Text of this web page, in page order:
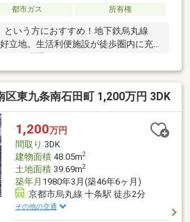
都市ガス 所有権
という方におすすめ！地下鉄烏丸線
立地。生活利便施設が徒歩圏内に充実
区東九条南石田町 1,200万円 3DK
1,200万円
間取り 3DK
建物面積48.05m2
土地面積39.69m2
築年月 1980年3月(築46年6ヶ月)
京都市烏丸線 十条駅 徒歩2分
その他の交通